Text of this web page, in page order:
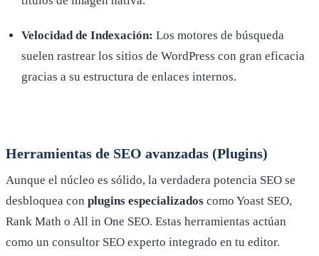
Velocidad de Indexación: Los motores de búsqueda
suelen rastrear los sitios de WordPress con gran eficacia
gracias a su estructura de enlaces internos.
Herramientas de SEO avanzadas (Plugins)
Aunque el núcleo es sólido, la verdadera potencia SEO se
desbloquea con plugins especializados como Yoast SEO,
Rank Math o All in One SEO. Estas herramientas actúan
como un consultor SEO experto integrado en tu editor.